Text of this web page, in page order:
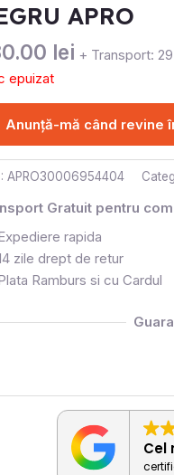
APRO
lei + Transport:
epuizat
Anunță-mă când revine
APRO30006954404
Gratuit pentru
rapida
zile drept de retur
Ramburs si cu Cardul
Cel